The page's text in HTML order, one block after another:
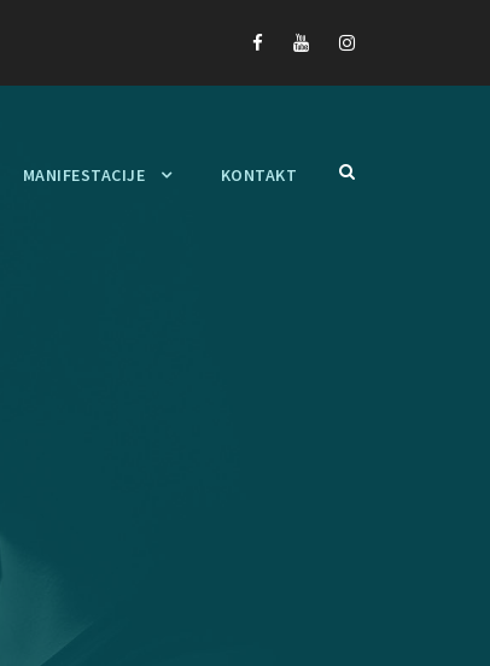
MANIFESTACIJE KONTAKT